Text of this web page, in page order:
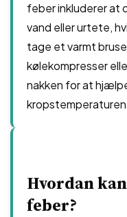
feber inkluderer at
vand eller urtete,
tage et varmt
kølekompresser
nakken for at
Hvordan
feber?